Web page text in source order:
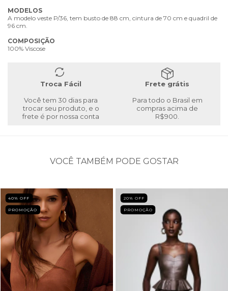
MODELOS
A modelo veste P/36, tem busto de 88 cm, cintura de 70 cm e quadril de
96 cm.
COMPOSIÇÃO
100% Viscose
Troca Fácil
Você tem 30 dias para
trocar seu produto, e o
frete é por nossa conta
Frete grátis
Para todo o Brasil em
compras acima de
R$900.
VOCÊ TAMBÉM PODE GOSTAR
40% OFF
PROMOÇÃO
20% OFF
PROMOÇÃO